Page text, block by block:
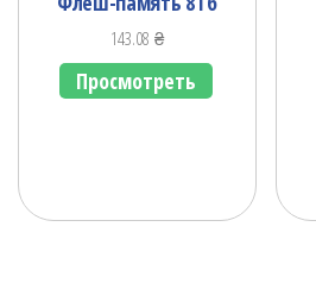
143.08 ₴
Просмотреть